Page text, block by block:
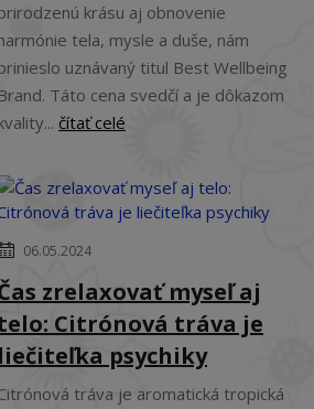
krásu aj obnovenie
tela, mysle a duše, nám
uznávaný titul Best Wellbeing
Brand. Táto cena svedčí a je dôkazom
čítať celé
06.05.2024
zrelaxovať myseľ aj
Citrónová tráva je
liečiteľka psychiky
tráva je aromatická tropická